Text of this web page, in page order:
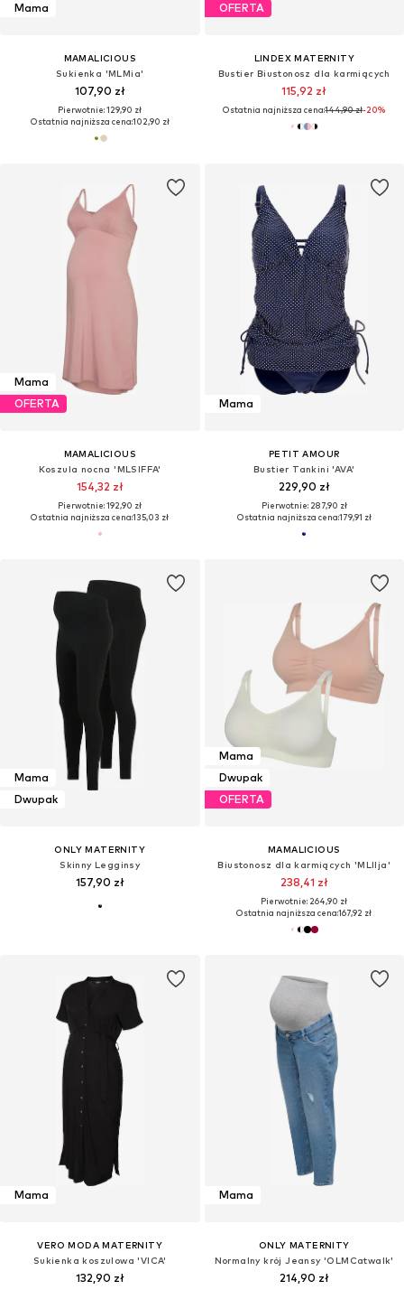
Mama
MAMALICIOUS
Sukienka 'MLMia'
107,90 zł
Pierwotnie: 129,90 zł
Ostatnia najniższa cena:102,90 zł
OFERTA
LINDEX MATERNITY
Bustier Biustonosz dla karmiących
115,92 zł
Ostatnia najniższa cena:144,90 zł-20%
Mama
OFERTA
MAMALICIOUS
Koszula nocna 'MLSIFFA'
154,32 zł
Pierwotnie: 192,90 zł
Ostatnia najniższa cena:135,03 zł
Mama
PETIT AMOUR
Bustier Tankini 'AVA'
229,90 zł
Pierwotnie: 287,90 zł
Ostatnia najniższa cena:179,91 zł
Mama
Dwupak
ONLY MATERNITY
Skinny Legginsy
157,90 zł
Mama
Dwupak
OFERTA
MAMALICIOUS
Biustonosz dla karmiących 'MLIlja'
238,41 zł
Pierwotnie: 264,90 zł
Ostatnia najniższa cena:167,92 zł
Mama
VERO MODA MATERNITY
Sukienka koszulowa 'VICA'
132,90 zł
Mama
ONLY MATERNITY
Normalny krój Jeansy 'OLMCatwalk'
214,90 zł